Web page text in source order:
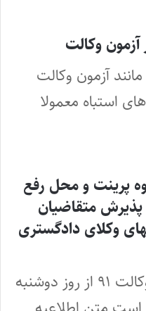
وکالت
آزمون وکالت
استباه معمولا
پرینت و محل رفع
متقاضیان
وکلای دادگستری
کارت ورود به جلسه آزمون وکالت ۹۱ از روز دوشنبه